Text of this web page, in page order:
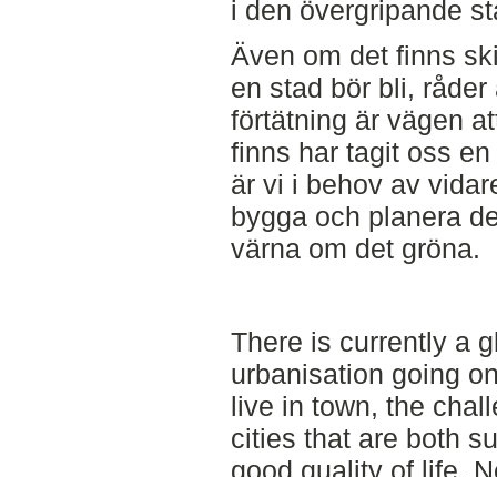
i den övergripande
Även om det finns
en stad bör bli,
förtätning är vägen
finns har tagit oss
är vi i behov av
bygga och planera
värna om det gröna.
There is currently a
urbanisation going
live in town, the
cities that are both
good quality of life.